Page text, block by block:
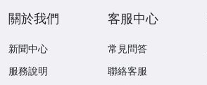
關於我們
新聞中心
服務說明
客服中心
常見問答
聯絡客服